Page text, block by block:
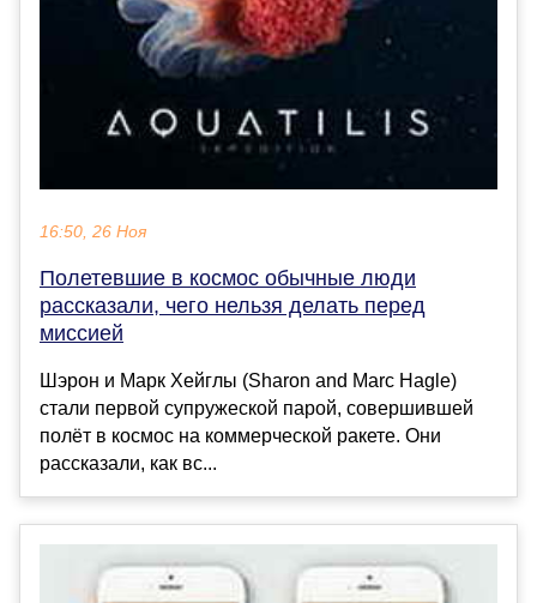
16:50, 26 Ноя
Полетевшие в космос обычные люди
рассказали, чего нельзя делать перед
миссией
Шэрон и Марк Хейглы (Sharon and Marc Hagle)
стали первой супружеской парой, совершившей
полёт в космос на коммерческой ракете. Они
рассказали, как вс...